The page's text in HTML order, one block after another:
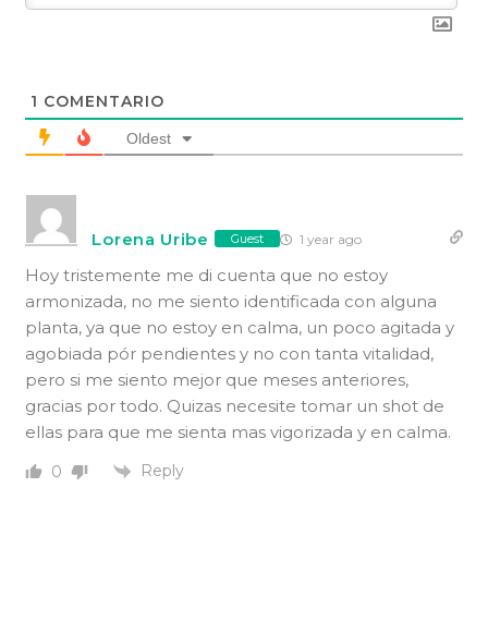
1 COMENTARIO
Oldest
Lorena Uribe Guest 1 year ago
Hoy tristemente me di cuenta que no estoy
armonizada, no me siento identificada con alguna
planta, ya que no estoy en calma, un poco agitada y
agobiada pór pendientes y no con tanta vitalidad,
pero si me siento mejor que meses anteriores,
gracias por todo. Quizas necesite tomar un shot de
ellas para que me sienta mas vigorizada y en calma.
0 Reply